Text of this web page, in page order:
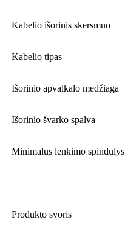
Kabelio išorinis skersmuo
Kabelio tipas
Išorinio apvalkalo medžiaga
Išorinio švarko spalva
Minimalus lenkimo spindulys
Produkto svoris